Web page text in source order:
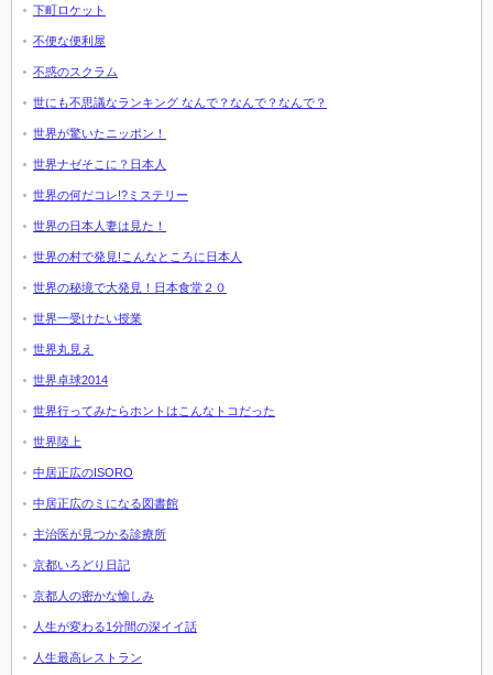
下町ロケット
不便な便利屋
不惑のスクラム
世にも不思議なランキング なんで？なんで？なんで？
世界が驚いたニッポン！
世界ナゼそこに？日本人
世界の何だコレ!?ミステリー
世界の日本人妻は見た！
世界の村で発見!こんなところに日本人
世界の秘境で大発見！日本食堂２０
世界一受けたい授業
世界丸見え
世界卓球2014
世界行ってみたらホントはこんなトコだった
世界陸上
中居正広のISORO
中居正広のミになる図書館
主治医が見つかる診療所
京都いろどり日記
京都人の密かな愉しみ
人生が変わる1分間の深イイ話
人生最高レストラン